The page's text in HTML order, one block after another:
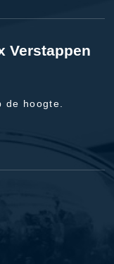
Verstappen
hoogte.